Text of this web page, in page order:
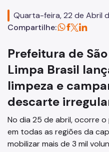
SP Mais Fácil
Cata-Bagulho
Termo de Cooperação
Programa de Metas
Notícias
Quarta-feira, 22 de Abril
Compartilhe:
Prefeitura de
Limpa Brasil
limpeza e
descarte
No dia 25 de abril, ocorre
em todas as regiões da
mobilizar mais de 3 mil